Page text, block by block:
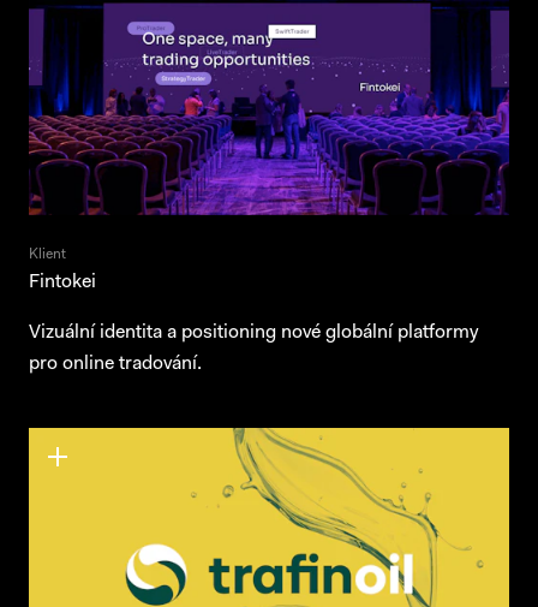
Klient
Fintokei
Vizuální identita a positioning nové globální platformy
pro online tradování.